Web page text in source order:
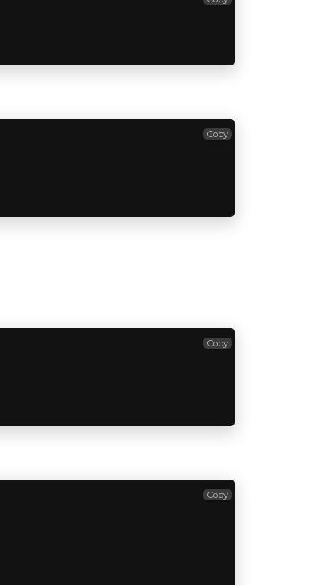
Copy
Copy
Copy